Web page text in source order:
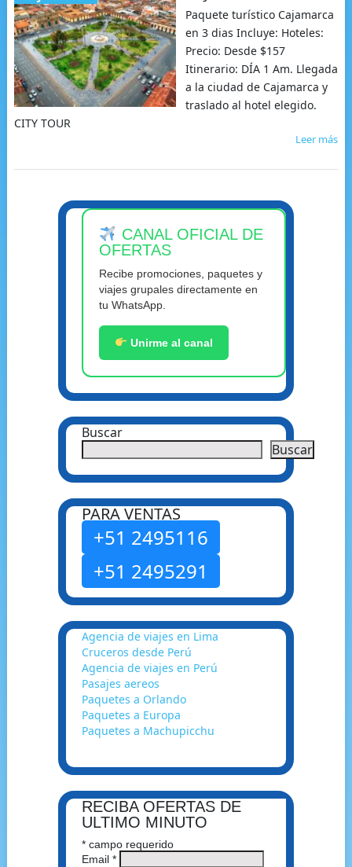
Paquete turístico Cajamarca
en 3 dias Incluye: Hoteles:
Precio: Desde $157
Itinerario: DÍA 1 Am. Llegada
a la ciudad de Cajamarca y
traslado al hotel elegido.
CITY TOUR
Leer más
NAVEGACIÓN
CANAL OFICIAL DE
OFERTAS
Recibe promociones, paquetes y
viajes grupales directamente en
tu WhatsApp.
Unirme al canal
Buscar
Buscar
PARA VENTAS
+51 2495116
+51 2495291
Agencia de viajes en Lima
Cruceros desde Perú
Agencia de viajes en Perú
Pasajes aereos
Paquetes a Orlando
Paquetes a Europa
Paquetes a Machupicchu
RECIBA OFERTAS DE
ULTIMO MINUTO
*campo requerido
Email *